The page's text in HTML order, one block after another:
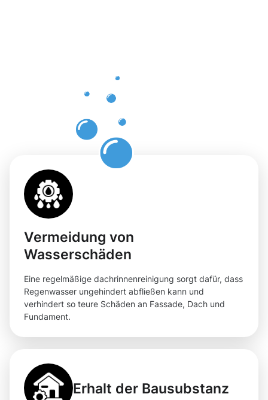
Vermeidung von
Wasserschäden
Eine regelmäßige dachrinnenreinigung sorgt dafür, dass
Regenwasser ungehindert abfließen kann und
verhindert so teure Schäden an Fassade, Dach und
Fundament.
Erhalt der Bausubstanz